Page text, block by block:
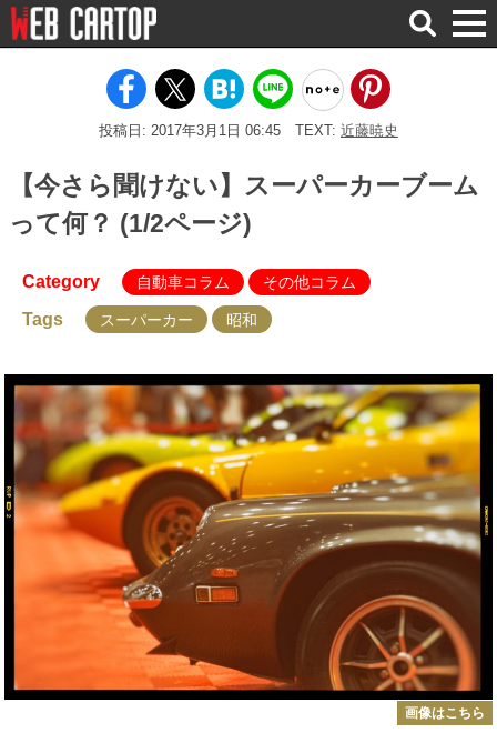
検
索
投稿日: 2017年3月1日 06:45 TEXT: 近藤暁史
【今さら聞けない】スーパーカーブーム
って何？ (1/2ページ)
Category 自動車コラム その他コラム
Tags スーパーカー 昭和
画像はこちら